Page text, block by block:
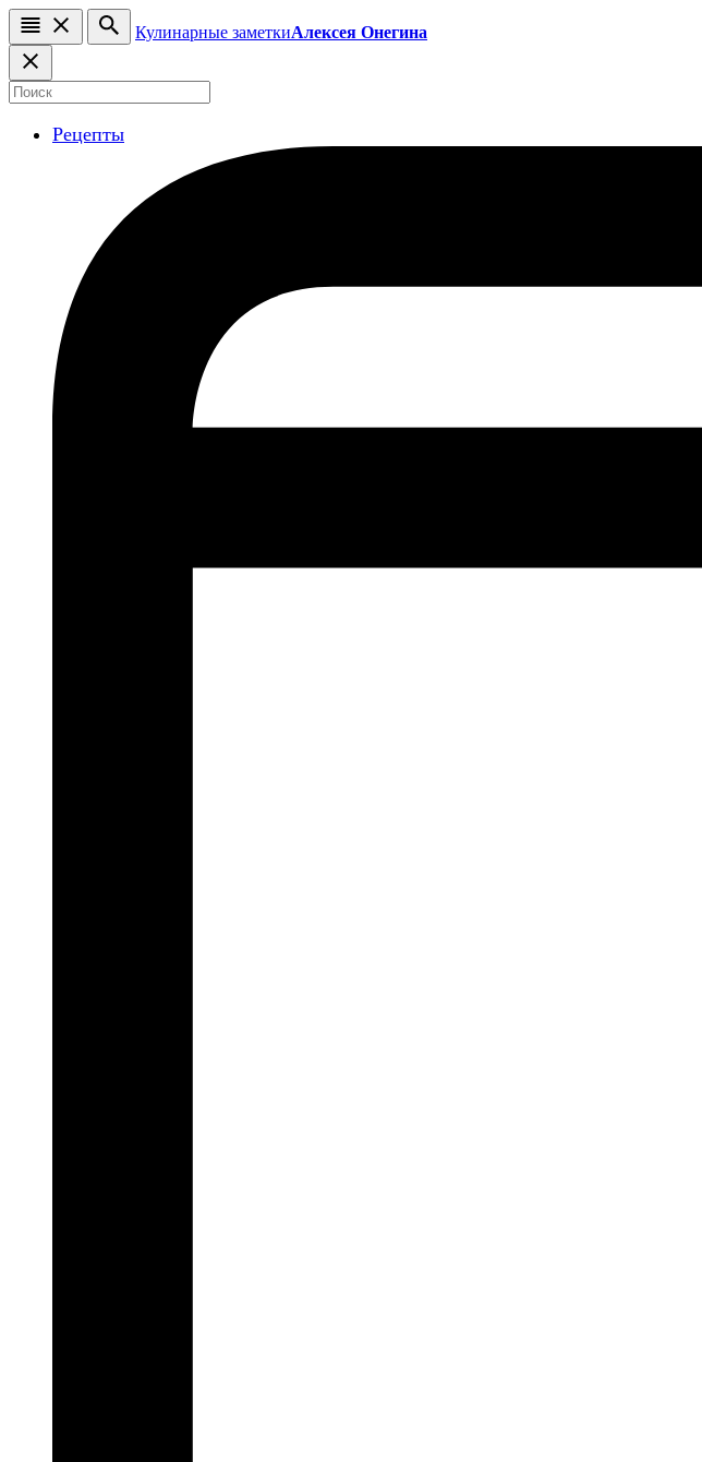
Кулинарные заметкиАлексея Онегина
Рецепты